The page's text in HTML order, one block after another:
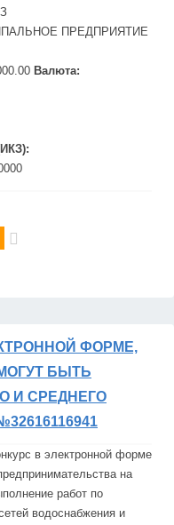
ПРЕДПРИЯТИЕ
Валюта:
ФОРМЕ,
БЫТЬ
И СРЕДНЕГО
в электронной форме
на
работ по
водоснабжения и